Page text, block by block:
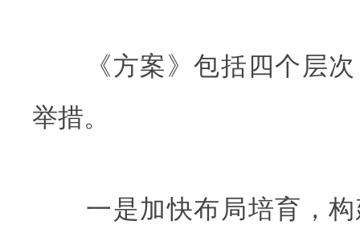
《方案》包括四个层次
举措。
一是加快布局培育，构